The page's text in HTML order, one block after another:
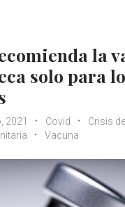
la
solo para
2021 Covid
Crisis
Vacuna